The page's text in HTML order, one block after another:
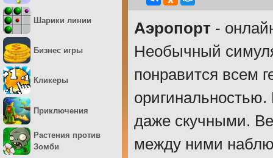
Аэропорт -
Необычный
понравится всем
даже скучными.
между ними
Шарики линии
Бизнес игры
Кликеры
Приключения
Растения против
Зомби